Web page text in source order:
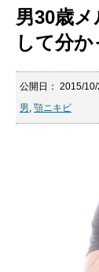
男30歳
して分
公開日： 2015/
男, 顎ニキビ